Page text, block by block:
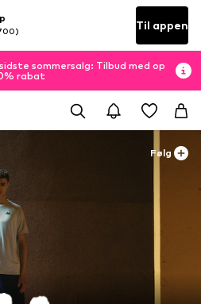
Til appen
sommersalg: Tilbud med op
rabat
Følg